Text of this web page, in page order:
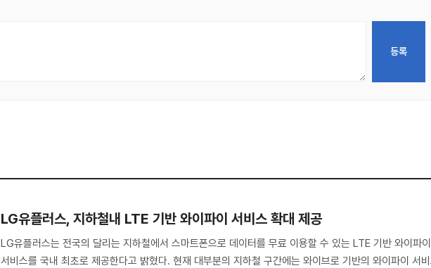
LG유플러스, 지하철내 LTE 기반 와이파이 서비스 확대 제공
LG유플러스는 전국의 달리는 지하철에서 스마트폰으로 데이터를 무료 이용할 수 있는 LTE 기반 와이파이
서비스를 국내 최초로 제공한다고 밝혔다. 현재 대부분의 지하철 구간에는 와이브로 기반의 와이파이 서